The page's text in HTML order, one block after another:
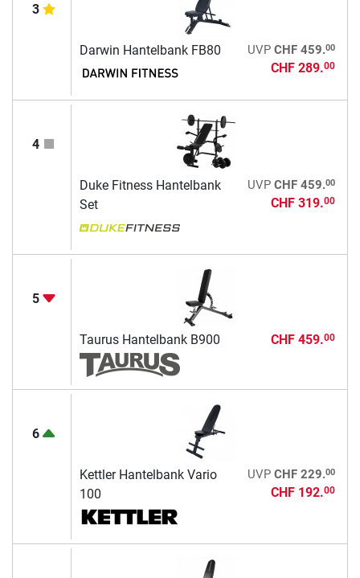
3
Darwin Hantelbank FB80 UVP CHF 459.00
CHF 289.00
4
Duke Fitness Hantelbank
Set
UVP CHF 459.00
CHF 319.00
5
Taurus Hantelbank B900 CHF 459.00
6
Kettler Hantelbank Vario
100
UVP CHF 229.00
CHF 192.00